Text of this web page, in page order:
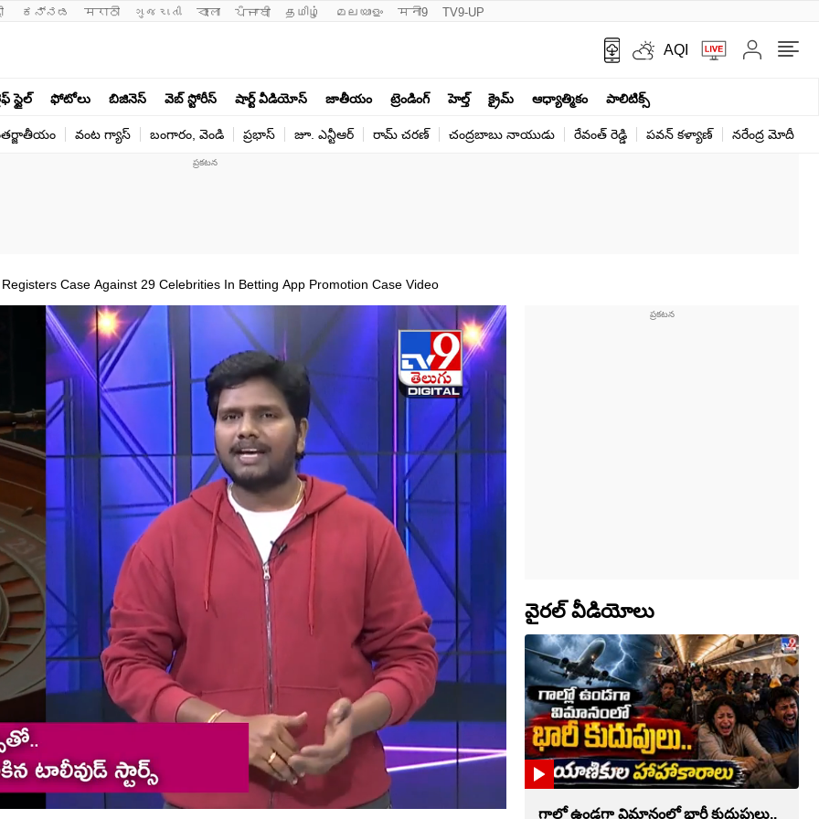
ಕನ್ನಡ मराठी ગુજરાતી বাংলা ਪੰਜਾਬੀ தமிழ் മലയാളം मनी9 TV9-UP
AQI
స్టైల్ ఫోటోలు బిజినెస్ వెబ్ స్టోరీస్ షార్ట్ వీడియోస్ జాతీయం ట్రెండింగ్ హెల్త్‌ క్రైమ్ ఆధ్యాత్మికం పాలిటిక్స్‌
వంట గ్యాస్ బంగారం, వెండి ప్రభాస్ జూ. ఎన్టీఆర్ రామ్ చ‌ర‌ణ్‌ చంద్రబాబు నాయుడు రేవంత్ రెడ్డి పవన్ కళ్యాణ్ నరేంద్ర మోదీ
Case Against 29 Celebrities In Betting App Promotion Case Video
వైరల్ వీడియోలు
గాల్లో ఉండగా విమానంలో భారీ కుదుపులు..